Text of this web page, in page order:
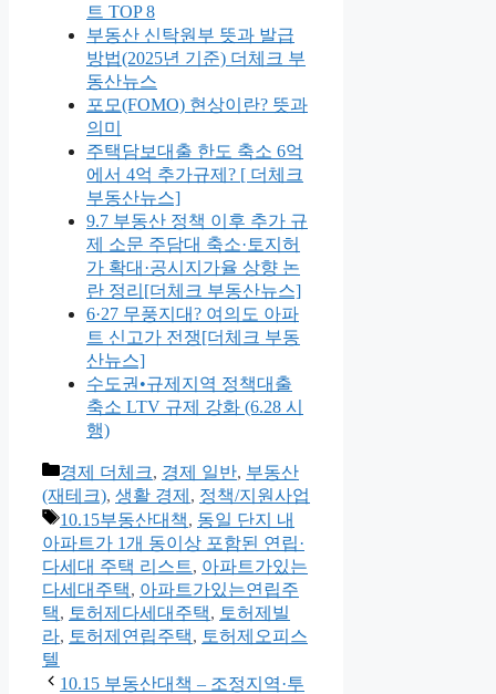
트 TOP 8
부동산 신탁원부 뜻과 발급
방법(2025년 기준) 더체크 부
동산뉴스
포모(FOMO) 현상이란? 뜻과
의미
주택담보대출 한도 축소 6억
에서 4억 추가규제? [ 더체크
부동산뉴스]
9.7 부동산 정책 이후 추가 규
제 소문 주담대 축소·토지허
가 확대·공시지가율 상향 논
란 정리[더체크 부동산뉴스]
6·27 무풍지대? 여의도 아파
트 신고가 전쟁[더체크 부동
산뉴스]
수도권•규제지역 정책대출
축소 LTV 규제 강화 (6.28 시
행)
카
테
고
리
경제 더체크, 경제 일반, 부동산
(재테크), 생활 경제 , 정책/지원사업
태
그
10.15부동산대책, 동일 단지 내
아파트가 1개 동이상 포함된 연립·
다세대 주택 리스트, 아파트가있는
다세대주택, 아파트가있는연립주
택, 토허제다세대주택, 토허제빌
라, 토허제연립주택, 토허제오피스
텔
10.15 부동산대책 – 조정지역·투